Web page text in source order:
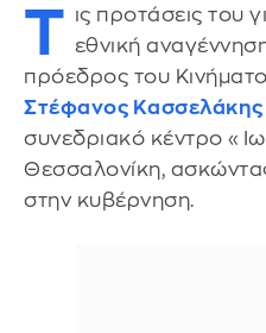
Τ ις προτάσεις του
εθνική
πρόεδρος του
Στέφανος Κασσελάκης
συνεδριακό κέντρο
Θεσσαλονίκη,
στην κυβέρνηση.